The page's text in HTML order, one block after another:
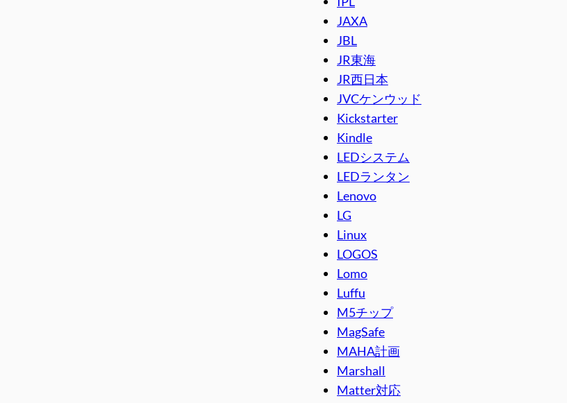
JAXA
JBL
JR東海
JR西日本
JVCケンウッド
Kickstarter
Kindle
LEDシステム
LEDランタン
Lenovo
LG
Linux
LOGOS
Lomo
Luffu
M5チップ
MagSafe
MAHA計画
Marshall
Matter対応